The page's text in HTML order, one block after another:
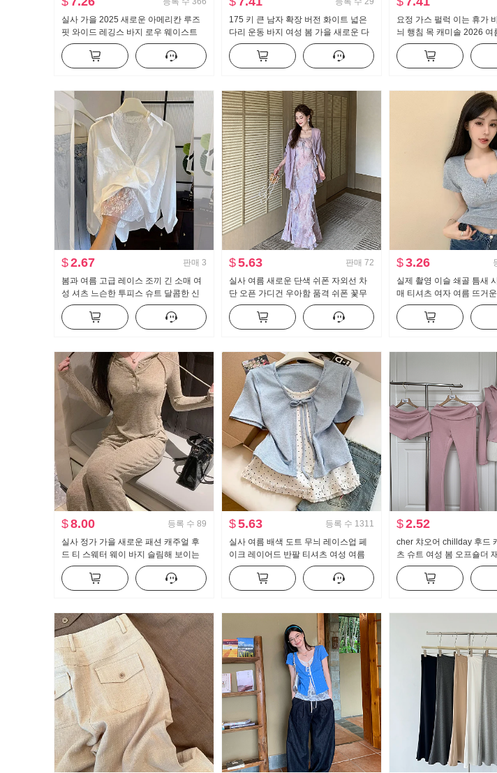
실사 가을 2025 새로운 아메리칸 루즈
핏 와이드 레깅스 바지 로우 웨이스트
펌프 로프 캐주얼 바지 느긋한 도루 센
스 운동 바지
175 키 큰 남자 확장 버전 화이트 넓은
다리 운동 바지 여성 봄 가을 새로운 다
용도 스트라이프 캐주얼 바닥 청소 바지
요정 가스 펄럭 이는 휴가
늬 행침 목 캐미솔 2026 여
이크 퍼프 인형 셔츠 맨위
$2.67 판매 3
봄과 여름 고급 레이스 조끼 긴 소매 여
성 셔츠 느슨한 투피스 슈트 달콤한 신
선한
$5.63 판매 72
실사 여름 새로운 단색 쉬폰 자외선 차
단 오픈 가디건 우아함 품격 쉬폰 꽃무
늬 여성 드레스 투피스 세트
$3.26
실제 촬영 이슬 쇄골 틈새
매 티셔츠 여자 여름 뜨거
한 새로운 버튼 디자인 센
맨위
$8.00 등록 수 89
실사 정가 가을 새로운 패션 캐주얼 후
드 티 스웨터 웨이 바지 슬림해 보이는
세트 스포츠 슈트 여성 트렌디
$5.63 등록 수 1311
실사 여름 배색 도트 무늬 레이스업 페
이크 레이어드 반팔 티셔츠 여성 여름
새로운 달콤한 스타일 작은 대중 맨위
$2.52
cher 챠오어 chillday 후드
츠 슈트 여성 봄 오프숄더
지 3종 세트